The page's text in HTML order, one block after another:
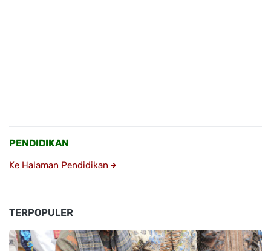
PENDIDIKAN
Ke Halaman Pendidikan
TERPOPULER